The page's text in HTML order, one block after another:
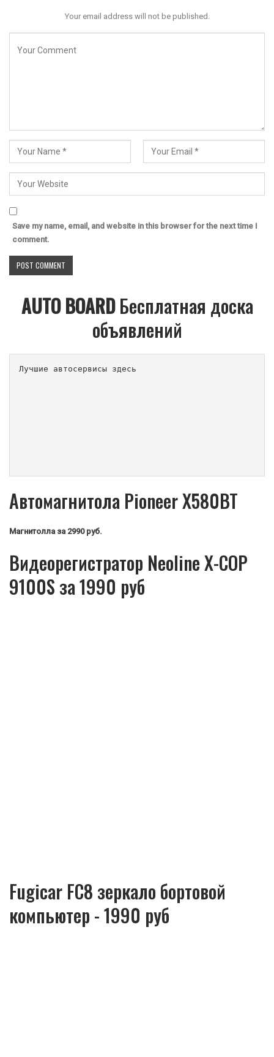
Your email address will not be published.
Save my name, email, and website in this browser for the next time I
comment.
AUTO BOARDБесплатная доска
объявлений
Лучшие автосервисы здесь
Автомагнитола Pioneer X580BT
Магнитолла за 2990 руб.
Видеорегистратор Neoline X-COP
9100S за 1990 руб
Fugicar FC8 зеркало бортовой
компьютер - 1990 руб